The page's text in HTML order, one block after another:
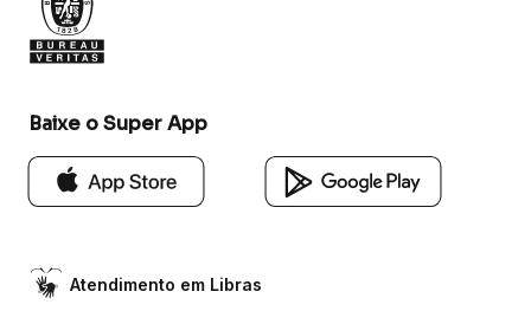
Baixe o Super App
Atendimento em Libras